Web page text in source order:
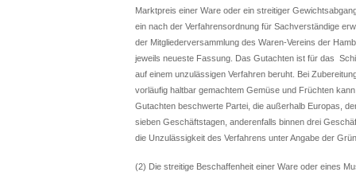
Marktpreis einer Ware oder ein streitiger
ein nach der Verfahrensordnung für Sachverständige
der Mitgliederversammlung des Waren-Vereins der
jeweils neueste Fassung. Das Gutachten ist für das
auf einem unzulässigen Verfahren beruht. Bei
vorläufig haltbar gemachtem Gemüse und Früchten
Gutachten beschwerte Partei, die außerhalb Europas,
sieben Geschäftstagen, anderenfalls binnen drei
die Unzulässigkeit des Verfahrens unter Angabe der
(2) Die streitige Beschaffenheit einer Ware oder eines